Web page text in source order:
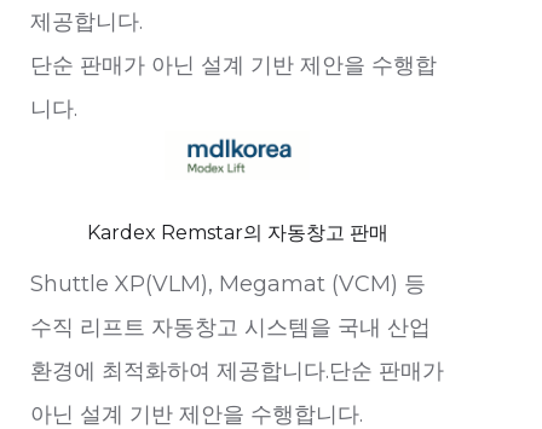
제공합니다.
단순 판매가 아닌 설계 기반 제안을 수행합
니다.
Kardex Remstar의 자동창고 판매
Shuttle XP(VLM), Megamat (VCM) 등
수직 리프트 자동창고 시스템을 국내 산업
환경에 최적화하여 제공합니다.단순 판매가
아닌 설계 기반 제안을 수행합니다.